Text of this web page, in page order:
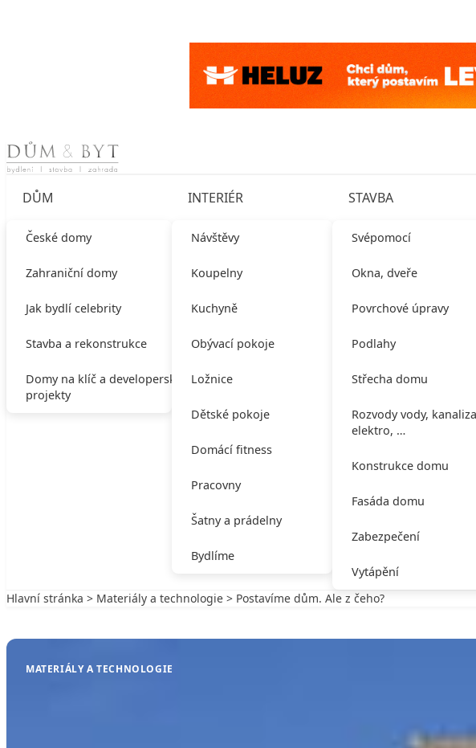
Skip to content
DŮM
České domy
Zahraniční domy
Jak bydlí celebrity
Stavba a rekonstrukce
Domy na klíč a developerské
projekty
INTERIÉR
Návštěvy
Koupelny
Kuchyně
Obývací pokoje
Ložnice
Dětské pokoje
Domácí fitness
Pracovny
Šatny a prádelny
Bydlíme
STAVBA
Svépomocí
Okna, dveře
Povrchové úpravy
Podlahy
Střecha domu
Rozvody vody,
elektro, …
Konstrukce domu
Fasáda domu
Zabezpečení
Vytápění
Hlavní stránka > Materiály a technologie > Postavíme dům. Ale z čeho?
MATERIÁLY A TECHNOLOGIE